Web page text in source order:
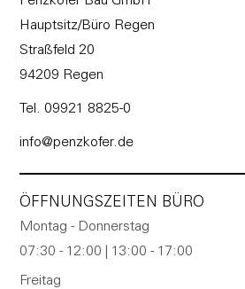
Hauptsitz/Büro Regen
Straßfeld 20
94209 Regen
Tel. 09921 8825-0
info@penzkofer.de
ÖFFNUNGSZEITEN BÜRO
Montag - Donnerstag
07:30 - 12:00 | 13:00 - 17:00
Freitag